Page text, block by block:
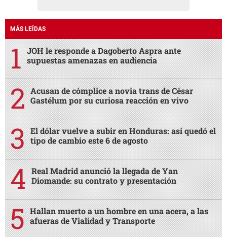
MÁS LEÍDAS
JOH le responde a Dagoberto Aspra ante
supuestas amenazas en audiencia
Acusan de cómplice a novia trans de César
Gastélum por su curiosa reacción en vivo
El dólar vuelve a subir en Honduras: así quedó el
tipo de cambio este 6 de agosto
Real Madrid anunció la llegada de Yan
Diomande: su contrato y presentación
Hallan muerto a un hombre en una acera, a las
afueras de Vialidad y Transporte